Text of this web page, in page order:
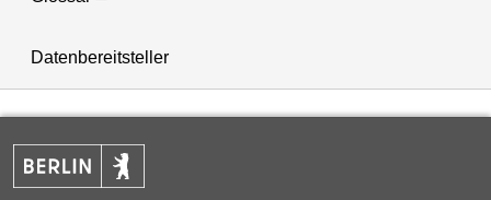
Datenbereitsteller